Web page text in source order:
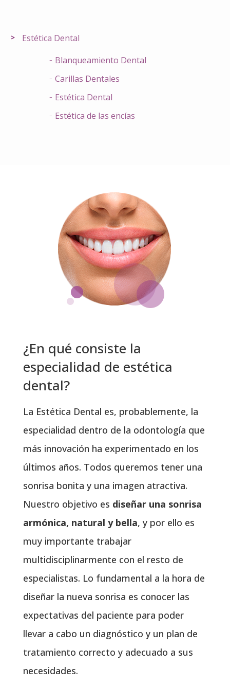
Estética Dental
Blanqueamiento Dental
Carillas Dentales
Estética Dental
Estética de las encías
¿En qué consiste la
especialidad de estética
dental?
La Estética Dental es, probablemente, la
especialidad dentro de la odontología que
más innovación ha experimentado en los
últimos años. Todos queremos tener una
sonrisa bonita y una imagen atractiva.
Nuestro objetivo es diseñar una sonrisa
armónica, natural y bella, y por ello es
muy importante trabajar
multidisciplinarmente con el resto de
especialistas. Lo fundamental a la hora de
diseñar la nueva sonrisa es conocer las
expectativas del paciente para poder
llevar a cabo un diagnóstico y un plan de
tratamiento correcto y adecuado a sus
necesidades.